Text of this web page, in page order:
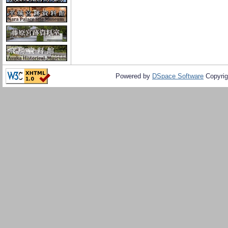
Powered by DSpace Software